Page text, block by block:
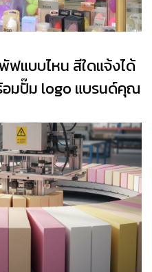
ฟแบบไหน สีใดแจ้งได้
อมปั๊ม logo แบรนด์คุณ